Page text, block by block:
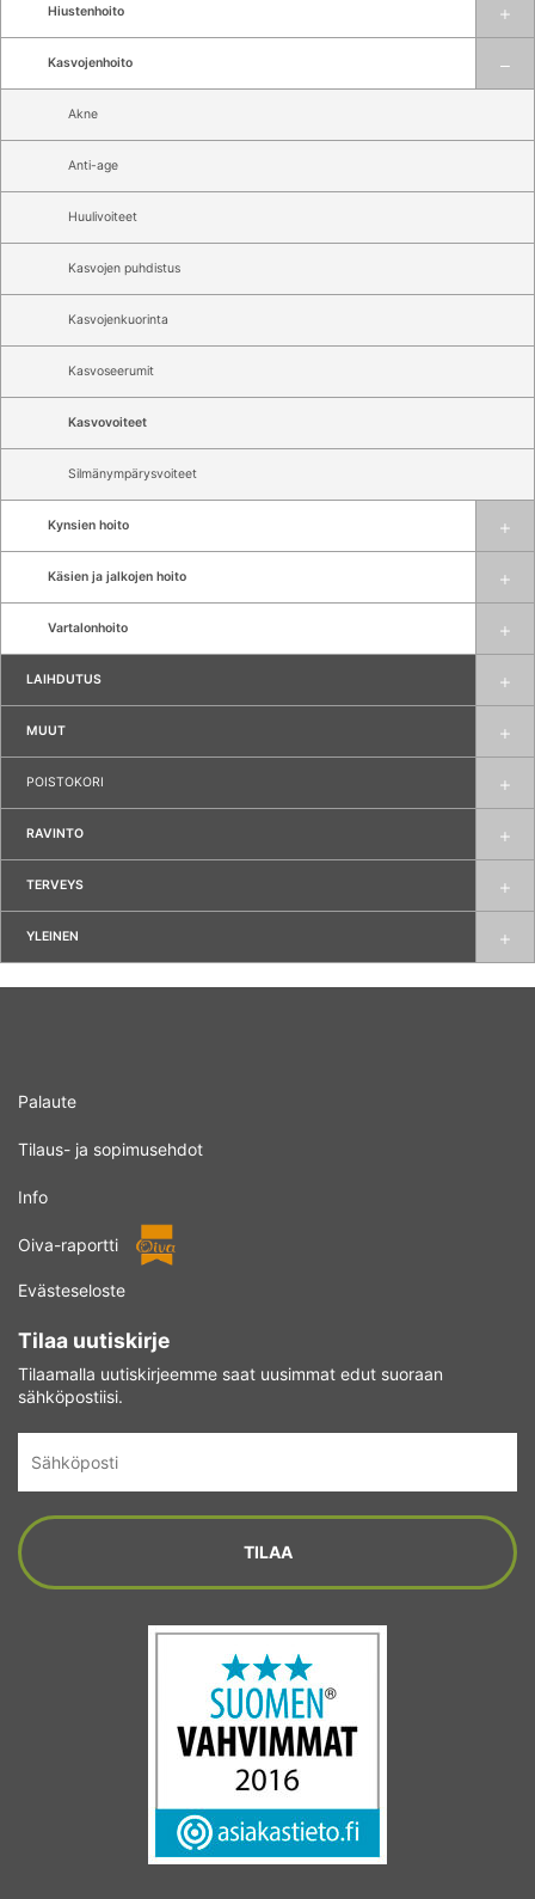
Hiustenhoito
Kasvojenhoito
Akne
Anti-age
Huulivoiteet
Kasvojen puhdistus
Kasvojenkuorinta
Kasvoseerumit
Kasvovoiteet
Silmänympärysvoiteet
Kynsien hoito
Käsien ja jalkojen hoito
Vartalonhoito
LAIHDUTUS
MUUT
POISTOKORI
RAVINTO
TERVEYS
YLEINEN
Palaute
Tilaus- ja sopimusehdot
Info
Oiva-raportti
Evästeseloste
Tilaa uutiskirje
Tilaamalla uutiskirjeemme saat uusimmat edut suoraan
sähköpostiisi.